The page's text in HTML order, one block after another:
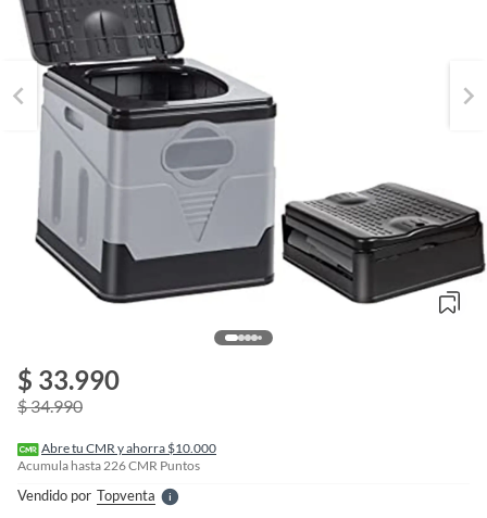
$ 33.990
$ 34.990
Abre tu CMR y ahorra $10.000
Acumula hasta226CMR Puntos
Vendido por TopventaS
l
l